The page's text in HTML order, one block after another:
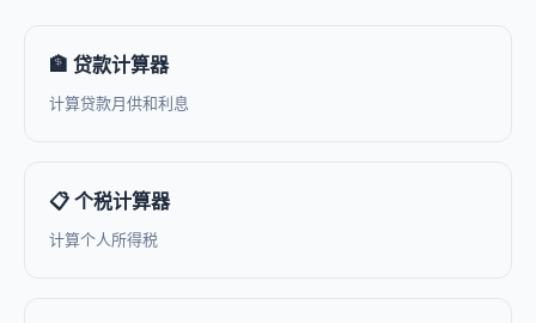
🏦 贷款计算器
计算贷款月供和利息
📋 个税计算器
计算个人所得税